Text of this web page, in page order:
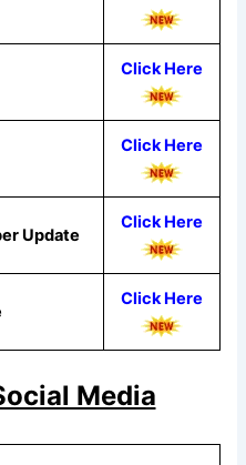
Click Here
Click Here
Update
Click Here
Click Here
Media